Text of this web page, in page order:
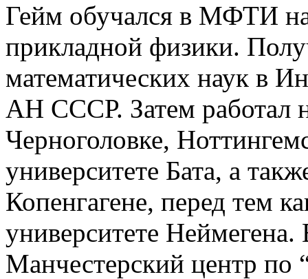
Гейм обучался в МФТИ
прикладной физики.
математических наук в
АН СССР. Затем работал
Черноголовке,
университете Бата, а
Копенгагене, перед тем
университете Неймегена.
Манчестерский центр по